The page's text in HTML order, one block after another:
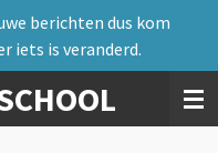
berichten dus kom
iets is veranderd.